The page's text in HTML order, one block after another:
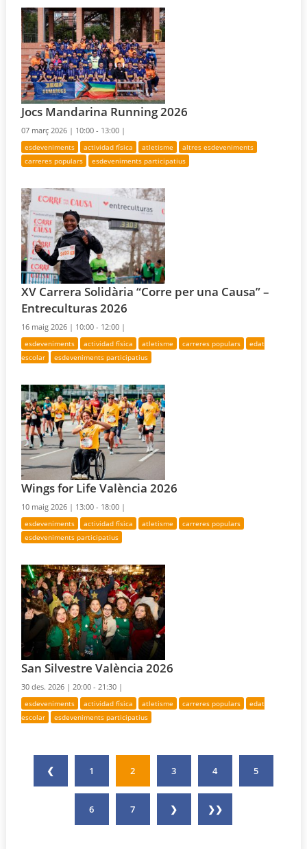
Jocs Mandarina Running 2026
07 març 2026 | 10:00 - 13:00 |
esdeveniments actividad física atletisme
altres esdeveniments
carreres populars
esdeveniments participatius
XV Carrera Solidària “Corre per una Causa” –
Entreculturas 2026
16 maig 2026 | 10:00 - 12:00 |
esdeveniments actividad física atletisme carreres populars
edat
escolar
esdeveniments participatius
Wings for Life València 2026
10 maig 2026 | 13:00 - 18:00 |
esdeveniments actividad física atletisme
carreres populars
esdeveniments participatius
San Silvestre València 2026
30 des. 2026 |20:00 - 21:30 |
esdeveniments actividad física atletisme carreres populars
edat
escolar
esdeveniments participatius
❮ 1 2 3 4 5
6 7 ❯ ❯❯